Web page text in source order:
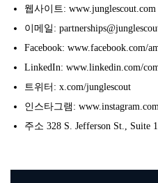
웹사이트: www.junglescout.com
이메일:
Facebook: www.facebook.com/
LinkedIn: www.linkedin.com/
트위터: x.com/junglescout
인스타그램:
주소 328 S. Jefferson St., Suite